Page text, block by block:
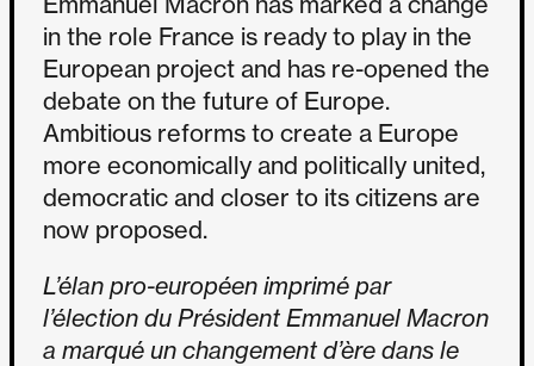
in the role France is ready to play in the
European project and has re-opened the
debate on the future of Europe.
Ambitious reforms to create a Europe
more economically and politically united,
democratic and closer to its citizens are
now proposed.
L’élan pro-européen imprimé par
l’élection du Président Emmanuel Macron
a marqué un changement d’ère dans le